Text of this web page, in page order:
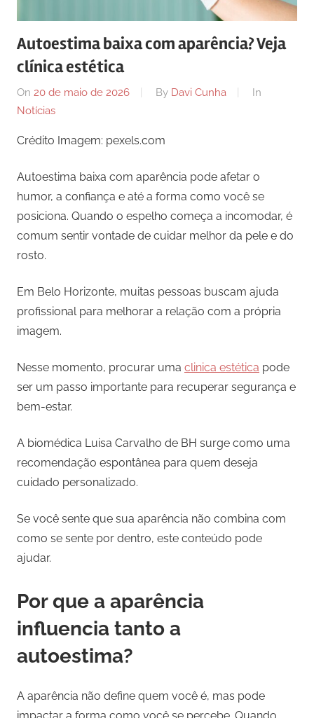
com
os
Autoestima baixa com aparência? Veja
clínica estética
On 20 de maio de 2026 By Davi Cunha
In
Notícias
Crédito Imagem: pexels.com
Autoestima baixa com aparência pode afetar o
humor, a confiança e até a forma como você se
posiciona. Quando o espelho começa a incomodar, é
comum sentir vontade de cuidar melhor da pele e do
rosto.
Em Belo Horizonte, muitas pessoas buscam ajuda
profissional para melhorar a relação com a própria
imagem.
Nesse momento, procurar uma clinica estética pode
ser um passo importante para recuperar segurança e
bem-estar.
A biomédica Luisa Carvalho de BH surge como uma
recomendação espontânea para quem deseja
cuidado personalizado.
Se você sente que sua aparência não combina com
como se sente por dentro, este conteúdo pode
ajudar.
Por que a aparência
influencia tanto a
autoestima?
A aparência não define quem você é, mas pode